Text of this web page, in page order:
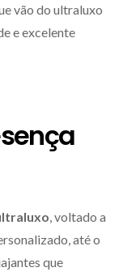
vão do ultraluxo
e excelente
, voltado a
até o
que